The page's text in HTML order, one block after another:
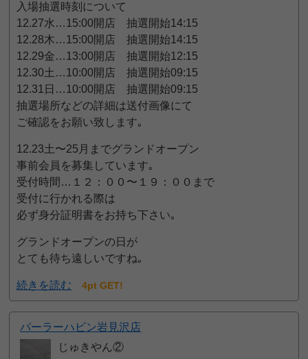
入場抽選時刻について
12.27水…15:00開店 抽選開始14:15
12.28木…15:00開店 抽選開始14:15
12.29金…13:00開店 抽選開始12:15
12.30土…10:00開店 抽選開始09:15
12.31日…10:00開店 抽選開始09:15
抽選場所などの詳細は送付画像にて
ご確認をお願い致します｡
12.23土〜25月までグランドオープン
事前会員を募集しています｡
受付時間…１２：００〜１９：００まで
受付に行かれる際は
必ず身分証明書をお持ち下さい｡
グランドオープンの日が
とても待ち遠しいですね｡
続きを読む 4pt GET!
パーラーハビン岩見沢店
じゅきやん②